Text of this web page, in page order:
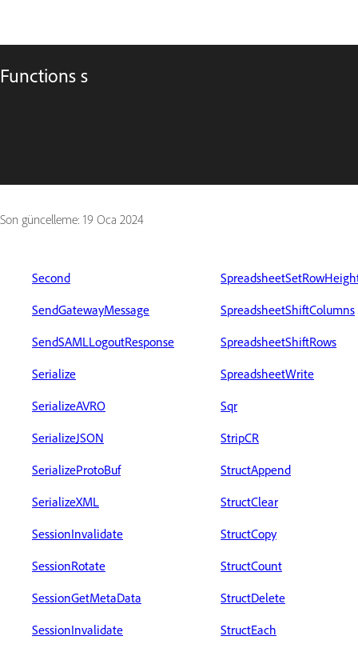
Functions s
Son güncelleme: 19 Oca 2024
Second
SendGatewayMessage
SendSAMLLogoutResponse
Serialize
SerializeAVRO
SerializeJSON
SerializeProtoBuf
SerializeXML
SessionInvalidate
SessionRotate
SessionGetMetaData
SessionInvalidate
SpreadsheetShiftColumns
SpreadsheetShiftRows
SpreadsheetWrite
Sqr
StripCR
StructAppend
StructClear
StructCopy
StructCount
StructDelete
StructEach